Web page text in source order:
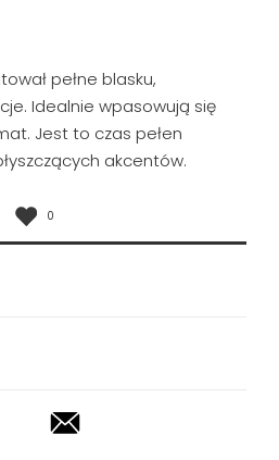
pełne blasku,
Idealnie wpasowują się
Jest to czas pełen
akcentów.
0